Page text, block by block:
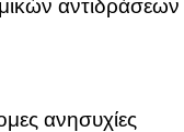
ανησυχίες